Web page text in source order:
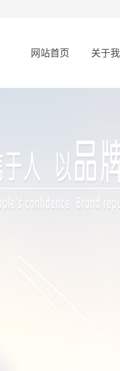
网站首页 关于